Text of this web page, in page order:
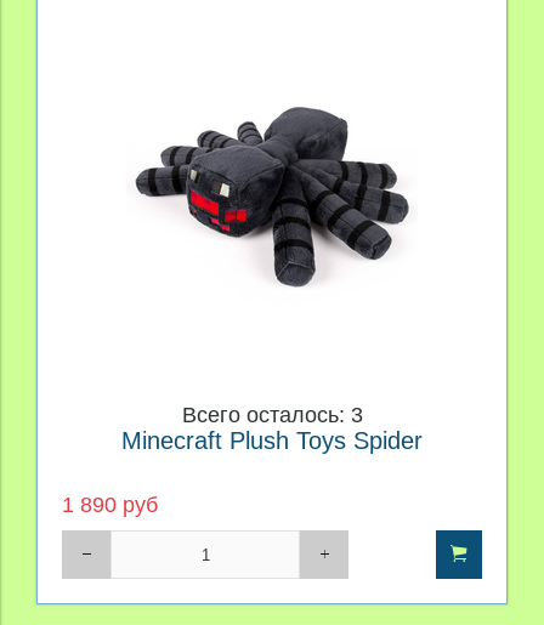
Всего осталось: 3
Minecraft Plush Toys Spider
1 890 руб